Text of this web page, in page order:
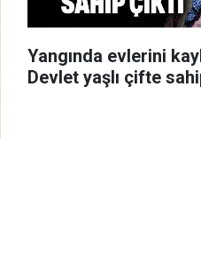
Yangında evlerini
Devlet yaşlı çifte